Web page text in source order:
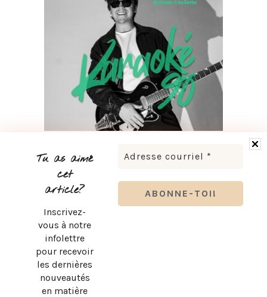
Tu as aimé
cet
article?
Inscrivez-
vous à notre
infolettre
pour recevoir
les dernières
nouveautés
en matière